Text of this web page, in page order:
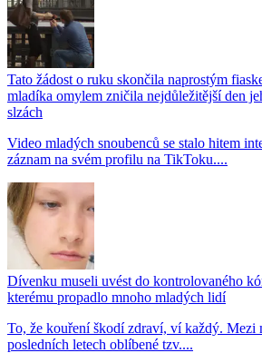
Tato žádost o ruku skončila naprostým
mladíka omylem zničila nejdůležitější den
slzách
Video mladých snoubenců se stalo hitem
záznam na svém profilu na TikToku....
Dívenku museli uvést do kontrolovaného
kterému propadlo mnoho mladých lidí
To, že kouření škodí zdraví, ví každý. Mezi
posledních letech oblíbené tzv....